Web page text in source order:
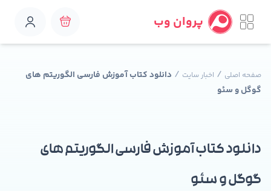
پروان وب
صفحه اصلی / اخبار سایت / دانلود کتاب آموزش فارسی الگوریتم های
گوگل و سئو
دانلود کتاب آموزش فارسی الگوریتم های
گوگل و سئو